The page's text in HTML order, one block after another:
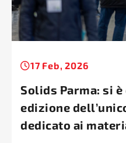
17 Feb, 2026
Solids Parma: si
edizione
dedicato ai